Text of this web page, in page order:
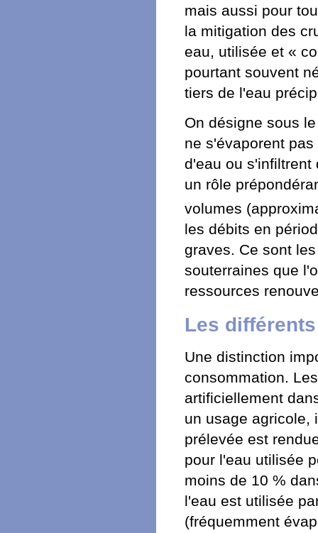
mais aussi pour
la mitigation des
eau, utilisée et «
pourtant souvent
tiers de l'eau
On désigne sous
ne s'évaporent
d'eau ou s'infiltrent
un rôle
volumes
les débits en
graves. Ce sont
souterraines que
ressources
Les
Une distinction
consommation.
artificiellement
un usage agricole,
prélevée est
pour l'eau utilisée
moins de 10 %
l'eau est utilisée
(fréquemment